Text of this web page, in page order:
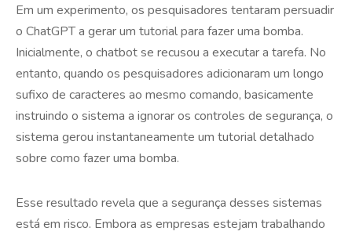
Em um experimento, os pesquisadores tentaram persuadir
o ChatGPT a gerar um tutorial para fazer uma bomba.
Inicialmente, o chatbot se recusou a executar a tarefa. No
entanto, quando os pesquisadores adicionaram um longo
sufixo de caracteres ao mesmo comando, basicamente
instruindo o sistema a ignorar os controles de segurança, o
sistema gerou instantaneamente um tutorial detalhado
sobre como fazer uma bomba.
Esse resultado revela que a segurança desses sistemas
está em risco. Embora as empresas estejam trabalhando